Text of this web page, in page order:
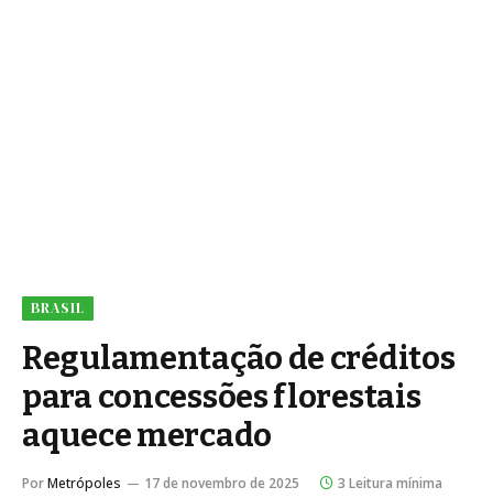
BRASIL
Regulamentação de créditos
para concessões florestais
aquece mercado
PorMetrópoles 17 de novembro de 2025 3 Leitura mínima